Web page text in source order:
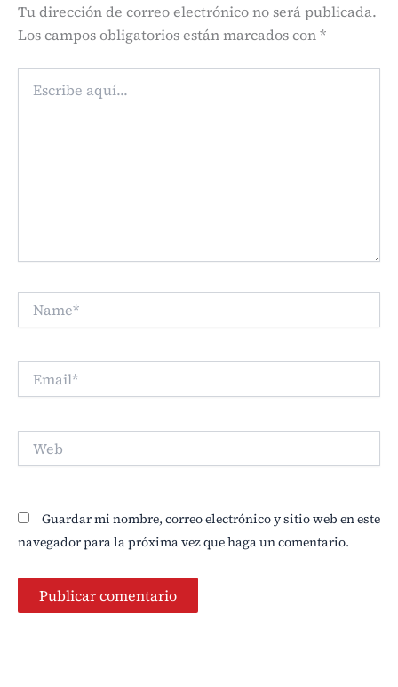
Tu dirección de correo electrónico no será publicada.
Los campos obligatorios están marcados con*
aquí...
Guardar mi nombre, correo electrónico y sitio web en este
navegador para la próxima vez que haga un comentario.